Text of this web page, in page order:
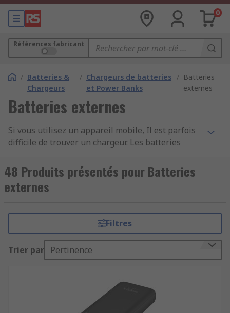
0
Références fabricant
/ Batteries &
Chargeurs
/ Chargeurs de batteries
et Power Banks
/ Batteries
externes
Batteries externes
Si vous utilisez un appareil mobile, Il est parfois
difficile de trouver un chargeur. Les batteries
secours adéquate si vous commencez à manquer
de batterie. Il suffit de brancher votre appareil à
la batterie externe pour le recharger. Avec des
missions sur le terrain ou qui participent à de
longs congrès, une batterie externe est idéale
pour rester équipé et connecté.
Portable et fiable, la gamme RS de batteries
prendre en charge plusieurs dispositifs, et qui
ont une gamme de capacités de charge qui
48 Produits présentés pour Batteries
externes
Filtres
Trier par Pertinence